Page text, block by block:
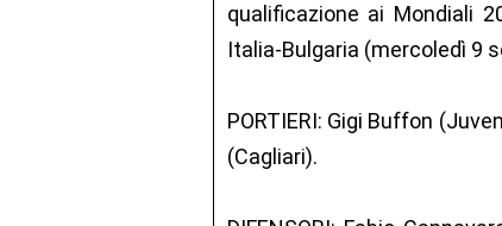
qualificazione ai Mondiali
Italia-Bulgaria (mercoledì 9
PORTIERI: Gigi Buffon
(Cagliari).